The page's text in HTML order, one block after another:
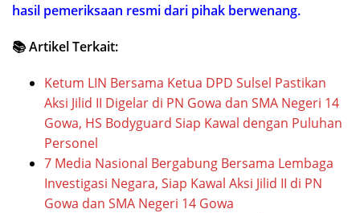
hasil pemeriksaan resmi dari pihak berwenang.
📚 Artikel Terkait:
Ketum LIN Bersama Ketua DPD Sulsel Pastikan
Aksi Jilid II Digelar di PN Gowa dan SMA Negeri 14
Gowa, HS Bodyguard Siap Kawal dengan Puluhan
Personel
7 Media Nasional Bergabung Bersama Lembaga
Investigasi Negara, Siap Kawal Aksi Jilid II di PN
Gowa dan SMA Negeri 14 Gowa